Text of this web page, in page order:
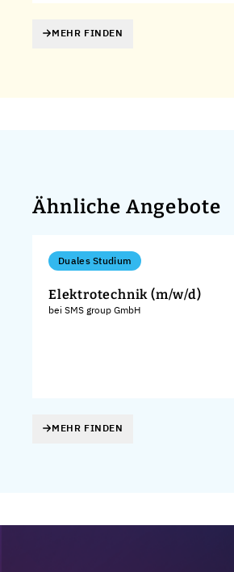
MEHR FINDEN
Ähnliche Angebote
Duales Studium
Elektrotechnik (m/w/d)
bei SMS group GmbH
MEHR FINDEN